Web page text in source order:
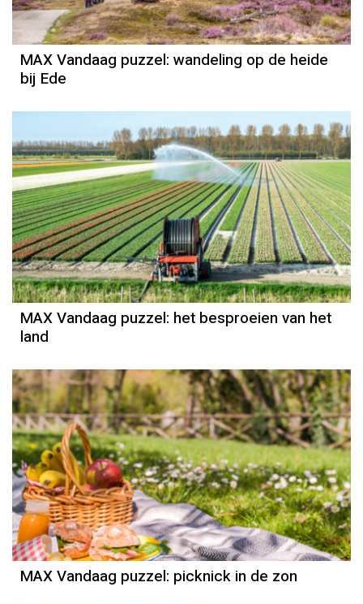
MAX Vandaag puzzel: wandeling op de heide
bij Ede
MAX Vandaag puzzel: het besproeien van het
land
MAX Vandaag puzzel: picknick in de zon